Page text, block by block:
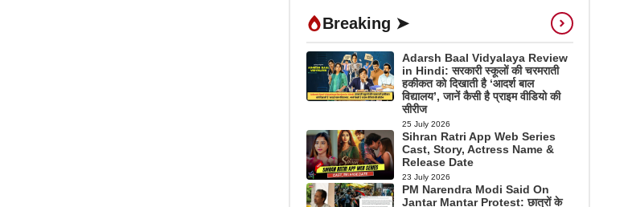
Breaking ➤
Adarsh Baal Vidyalaya Review
in Hindi: सरकारी स्कूलों की चरमराती
हकीकत को दिखाती है ‘आदर्श बाल
विद्यालय’, जानें कैसी है प्राइम वीडियो की
सीरीज
25 July 2026
Sihran Ratri App Web Series
Cast, Story, Actress Name &
Release Date
23 July 2026
PM Narendra Modi Said On
Jantar Mantar Protest: छात्रों के